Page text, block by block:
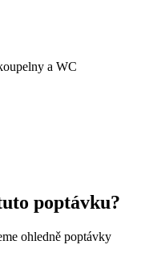
a WC
poptávku?
ohledně poptávky